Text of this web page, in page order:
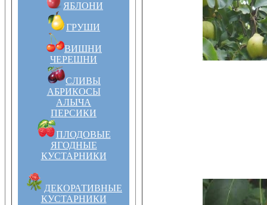
ЯБЛОНИ
ГРУШИ
ВИШНИ
ЧЕРЕШНИ
СЛИВЫ
АБРИКОСЫ
АЛЫЧА
ПЕРСИКИ
ПЛОДОВЫЕ
ЯГОДНЫЕ
КУСТАРНИКИ
ДЕКОРАТИВНЫЕ
КУСТАРНИКИ